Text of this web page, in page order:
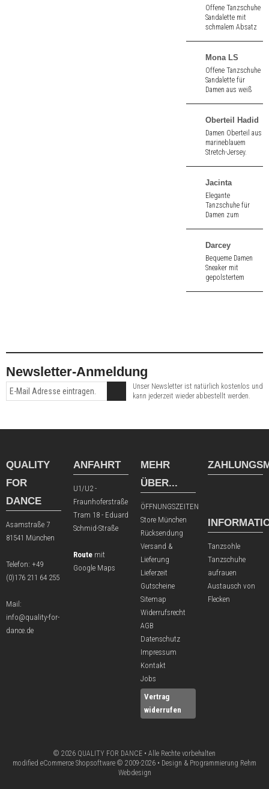
Offene Tanzschuhe
Sandalette mit
schmalem Absatz
cm hoher Absatz.
Mona LS
Offene Tanzschuhe
Sandalette für
Damen aus weiß
straßenfähigen
Sohle. 6,5 cm hoher
Absatz.
Oberteil Hadid
Damen Oberteil aus
marineblauem
Stretch-Jersey.
Jacinta
Elegante
Tanzschuhe für
Damen zum
aus schwarz
Samtziege und
einem gold/metallic
8,0 cm hohem
Absatz.
Darcey
Bequeme Damen
Sneaker mit
gepolstertem
Newsletter-Anmeldung
Unser Newsletter ist natürlich kostenlos und
kann jederzeit wieder abbestellt werden.
QUALITY
FOR
DANCE
Asamstraße 7
81541 München
Telefon: +49
(0)176 211 64 255
Mail:
info@quality-for-
dance.de
ANFAHRT
U1/U2 -
Fraunhoferstraße
Tram 18 - Eduard
Schmid-Straße
Route mit
Google Maps
MEHR
ÜBER...
ÖFFNUNGSZEITEN
Store München
Rücksendung
Versand &
Lieferung
Lieferzeit
Gutscheine
Sitemap
Widerrufsrecht
AGB
Datenschutz
Impressum
Kontakt
Jobs
Vertrag
widerrufen
Tanzsohle
Tanzschuhe
aufrauen
Austausch von
Flecken
© 2026 QUALITY FOR DANCE • Alle Rechte vorbehalten
modified eCommerce Shopsoftware © 2009-2026 • Design & Programmierung Rehm
Webdesign